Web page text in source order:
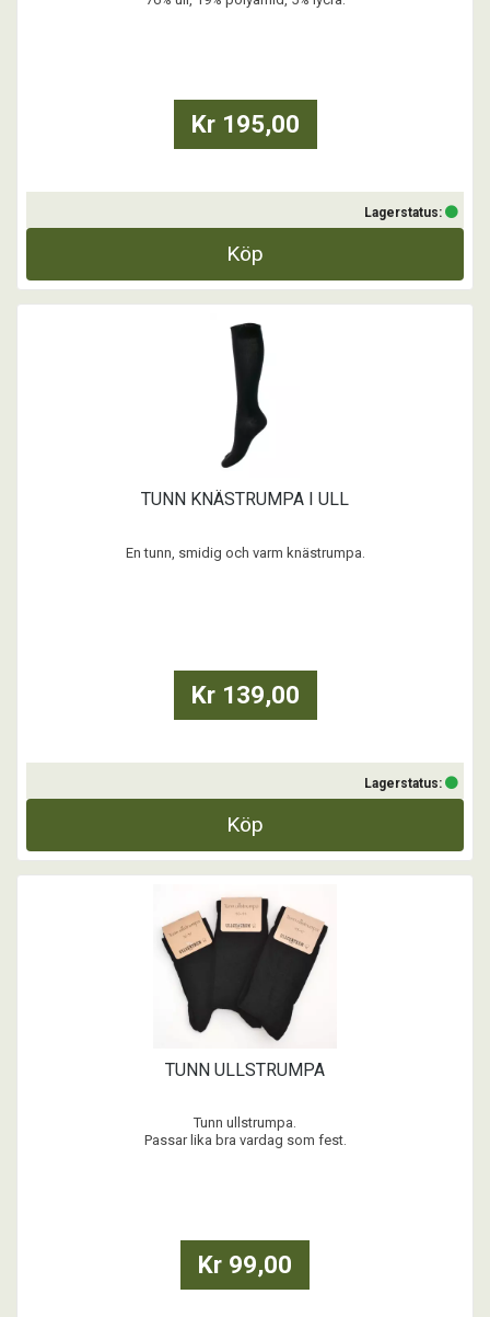
Kr 195,00
Lagerstatus:
Köp
TUNN KNÄSTRUMPA I ULL
En tunn, smidig och varm knästrumpa.
Kr 139,00
Lagerstatus:
Köp
TUNN ULLSTRUMPA
Tunn ullstrumpa.
Passar lika bra vardag som fest.
Svensktillverkade.
Kr 99,00